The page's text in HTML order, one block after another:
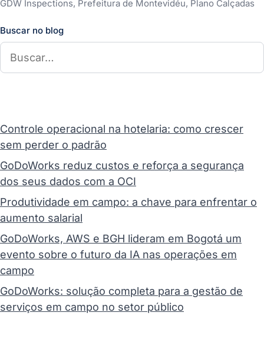
GDW Inspections, Prefeitura de Montevidéu, Plano Calçadas
Buscar no blog
Controle operacional na hotelaria: como crescer
sem perder o padrão
GoDoWorks reduz custos e reforça a segurança
dos seus dados com a OCI
Produtividade em campo: a chave para enfrentar o
aumento salarial
GoDoWorks, AWS e BGH lideram em Bogotá um
evento sobre o futuro da IA nas operações em
campo
GoDoWorks: solução completa para a gestão de
serviços em campo no setor público